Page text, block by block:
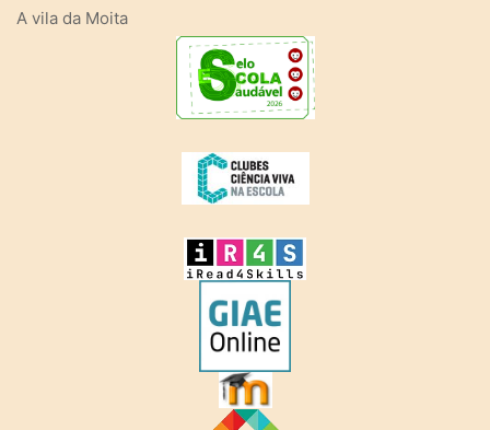
A vila da Moita